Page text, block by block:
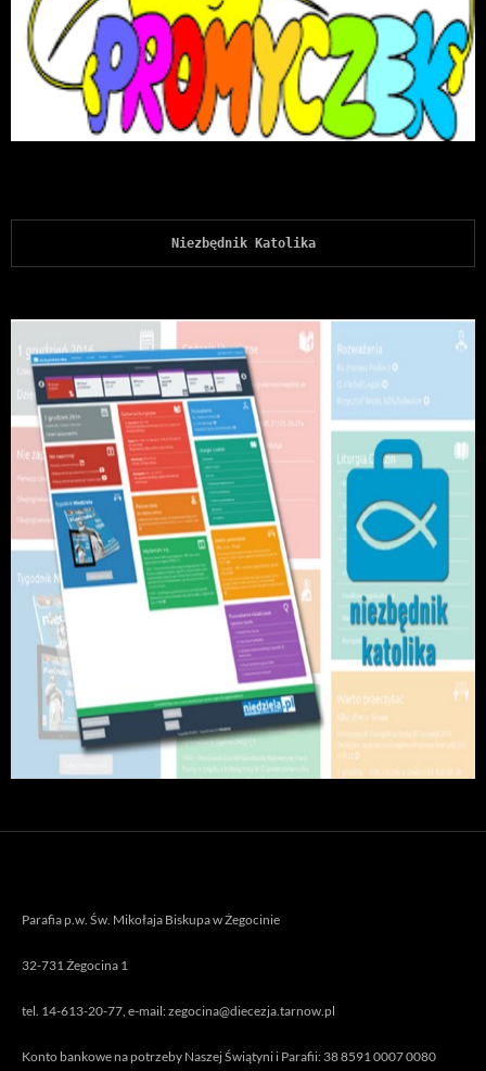
Niezbędnik Katolika
Parafia p.w. Św. Mikołaja Biskupa w Żegocinie
32-731 Żegocina 1
tel. 14-613-20-77, e-mail: zegocina@diecezja.tarnow.pl
Konto bankowe na potrzeby Naszej Świątyni i Parafii: 38 8591 0007 0080